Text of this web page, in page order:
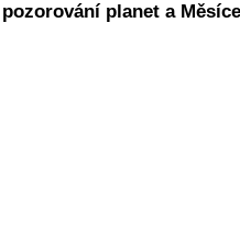
planet a Měsíce